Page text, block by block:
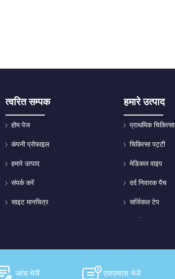
त्वरित सम्पक
होम पेज
कंपनी प्रोफाइल
हमारे उत्पाद
संपर्क करें
साइट मानचित्र
हमारे उत्पाद
प्राथमिक चिकित्सा
चिकित्सा पट्टी
मेडिकल वाइप
दर्द निवारक पैच
सर्जिकल टेप
जांच भेजें एसएमएस भेजें